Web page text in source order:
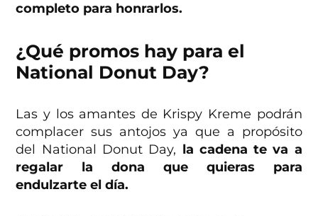
completo para honrarlos.
¿Qué promos hay para el
National Donut Day?
Las y los amantes de Krispy Kreme podrán
complacer sus antojos ya que a propósito
del National Donut Day, la cadena te va a
regalar la dona que quieras para
endulzarte el día.